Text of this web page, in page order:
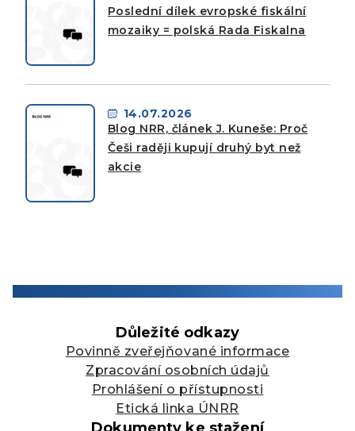
Poslední dílek evropské fiskální
mozaiky = polská Rada Fiskalna
14.07.2026
Blog NRR, článek J. Kuneše: Proč
Češi raději kupují druhý byt než
akcie
Důležité odkazy
Povinně zveřejňované informace
Zpracování osobních údajů
Prohlášení o přístupnosti
Etická linka ÚNRR